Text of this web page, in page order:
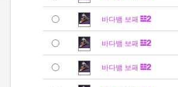
바다뱀 보패
바다뱀 보패
바다뱀 보패